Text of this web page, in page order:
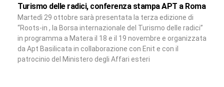
Turismo delle radici, conferenza stampa APT a Roma
Martedì 29 ottobre sarà presentata la terza edizione di
“Roots-in , la Borsa internazionale del Turismo delle radici”
in programma a Matera il 18 e il 19 novembre e organizzata
da Apt Basilicata in collaborazione con Enit e con il
patrocinio del Ministero degli Affari esteri